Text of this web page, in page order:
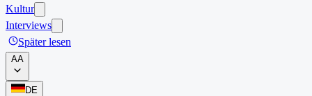
Kultur
Interviews
Später lesen
AA
DE